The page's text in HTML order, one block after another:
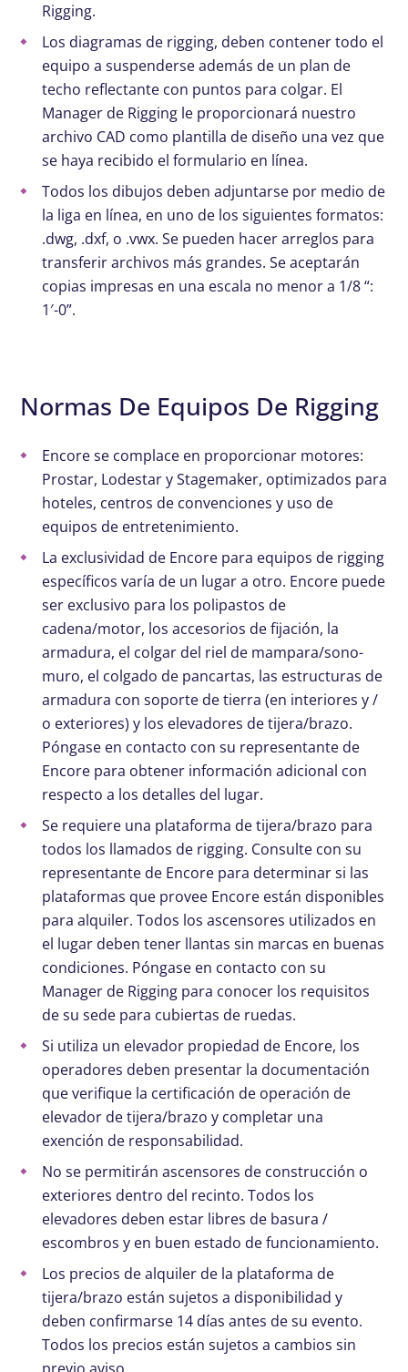
Rigging.
Los diagramas de rigging, deben contener todo el
equipo a suspenderse además de un plan de
techo reflectante con puntos para colgar. El
Manager de Rigging le proporcionará nuestro
archivo CAD como plantilla de diseño una vez que
se haya recibido el formulario en línea.
Todos los dibujos deben adjuntarse por medio de
la liga en línea, en uno de los siguientes formatos:
.dwg, .dxf, o .vwx. Se pueden hacer arreglos para
transferir archivos más grandes. Se aceptarán
copias impresas en una escala no menor a 1/8 “:
1′-0”.
Normas De Equipos De Rigging
Encore se complace en proporcionar motores:
Prostar, Lodestar y Stagemaker, optimizados para
hoteles, centros de convenciones y uso de
equipos de entretenimiento.
La exclusividad de Encore para equipos de rigging
específicos varía de un lugar a otro. Encore puede
ser exclusivo para los polipastos de
cadena/motor, los accesorios de fijación, la
armadura, el colgar del riel de mampara/sono-
muro, el colgado de pancartas, las estructuras de
armadura con soporte de tierra (en interiores y /
o exteriores) y los elevadores de tijera/brazo.
Póngase en contacto con su representante de
Encore para obtener información adicional con
respecto a los detalles del lugar.
Se requiere una plataforma de tijera/brazo para
todos los llamados de rigging. Consulte con su
representante de Encore para determinar si las
plataformas que provee Encore están disponibles
para alquiler. Todos los ascensores utilizados en
el lugar deben tener llantas sin marcas en buenas
condiciones. Póngase en contacto con su
Manager de Rigging para conocer los requisitos
de su sede para cubiertas de ruedas.
Si utiliza un elevador propiedad de Encore, los
operadores deben presentar la documentación
que verifique la certificación de operación de
elevador de tijera/brazo y completar una
exención de responsabilidad.
No se permitirán ascensores de construcción o
exteriores dentro del recinto. Todos los
elevadores deben estar libres de basura /
escombros y en buen estado de funcionamiento.
Los precios de alquiler de la plataforma de
tijera/brazo están sujetos a disponibilidad y
deben confirmarse 14 días antes de su evento.
Todos los precios están sujetos a cambios sin